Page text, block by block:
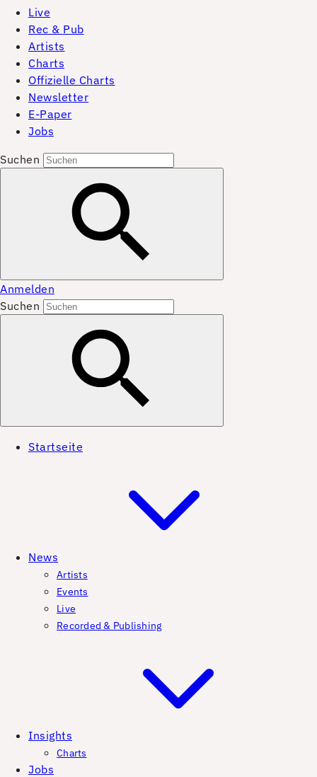
Live
Rec & Pub
Artists
Charts
Offizielle Charts
Newsletter
E-Paper
Jobs
Suchen
Anmelden
Suchen
Startseite
News
Artists
Events
Live
Recorded & Publishing
Insights
Charts
Jobs